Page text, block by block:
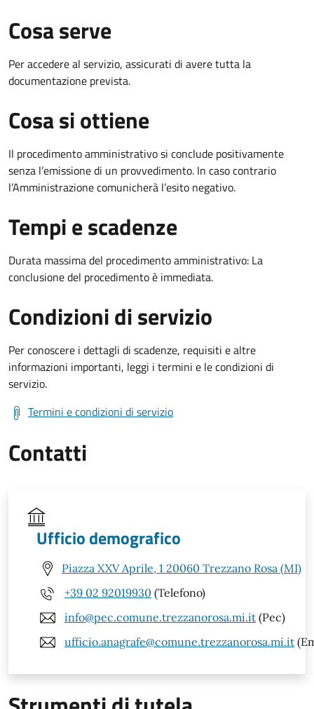
Cosa serve
Per accedere al servizio, assicurati di avere tutta la
documentazione prevista.
Cosa si ottiene
Il procedimento amministrativo si conclude positivamente
senza l’emissione di un provvedimento. In caso contrario
l’Amministrazione comunicherà l’esito negativo.
Tempi e scadenze
Durata massima del procedimento amministrativo: La
conclusione del procedimento è immediata.
Condizioni di servizio
Per conoscere i dettagli di scadenze, requisiti e altre
informazioni importanti, leggi i termini e le condizioni di
servizio.
Termini e condizioni di servizio
Contatti
Ufficio demografico
Piazza XXV Aprile, 1 20060 Trezzano Rosa (MI)
+39 02 92019930 (Telefono)
info@pec.comune.trezzanorosa.mi.it (Pec)
ufficio.anagrafe@comune.trezzanorosa.mi.it